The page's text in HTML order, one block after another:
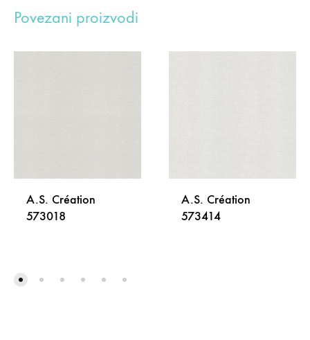
Povezani proizvodi
A.S. Création
573018
A.S. Création
573414